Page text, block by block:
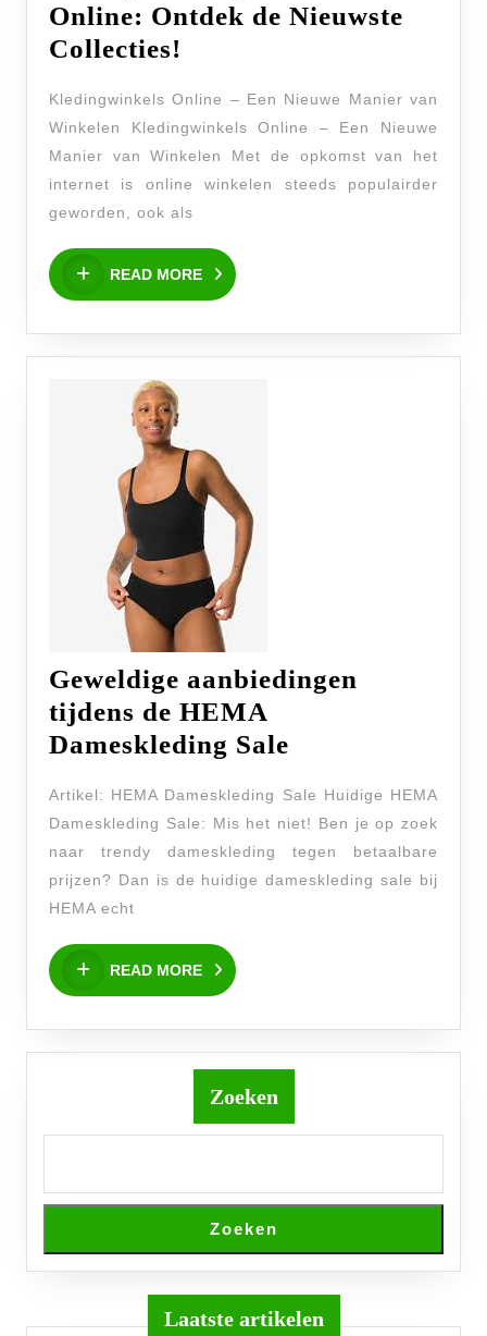
Online: Ontdek de Nieuwste
Collecties!
Online:
Ontdek
de
Nieuwste
Collecties!
Kledingwinkels Online – Een Nieuwe Manier van
Winkelen Kledingwinkels Online – Een Nieuwe
Manier van Winkelen Met de opkomst van het
internet is online winkelen steeds populairder
geworden, ook als
READ MORE
READ
MORE
Geweldige aanbiedingen
tijdens de HEMA
Dameskleding Sale
tijdens
de
HEMA
Artikel: HEMA Dameskleding Sale Huidige HEMA
Dameskleding Sale: Mis het niet! Ben je op zoek
naar trendy dameskleding tegen betaalbare
prijzen? Dan is de huidige dameskleding sale bij
HEMA echt
READ MORE
READ
MORE
Zoeken
Zoeken
Laatste artikelen